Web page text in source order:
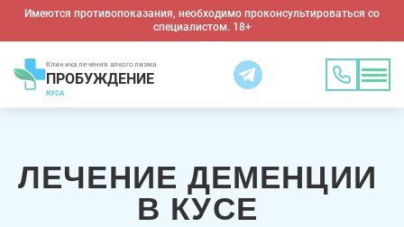
Имеются противопоказания, необходимо проконсультироваться со
специалистом. 18+
Клиника лечения алкоголизма
ПРОБУЖДЕНИЕ
КУСА
ЛЕЧЕНИЕ ДЕМЕНЦИИ
В КУСЕ